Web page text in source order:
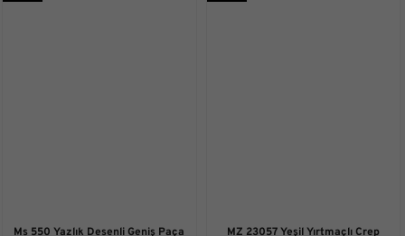
Ms 550 Yazlık Desenli Geniş Paça
MZ 23057 Yeşil Yırtmaçlı Crep